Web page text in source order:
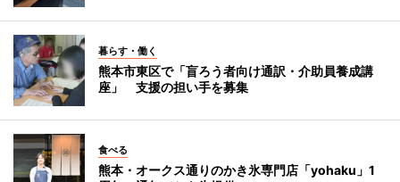
暮らす・働く
熊本市東区で「盲ろう者向け通訳・介助員養成講
座」 支援の担い手を募集
食べる
熊本・オークス通りのかき氷専門店「yohaku」1